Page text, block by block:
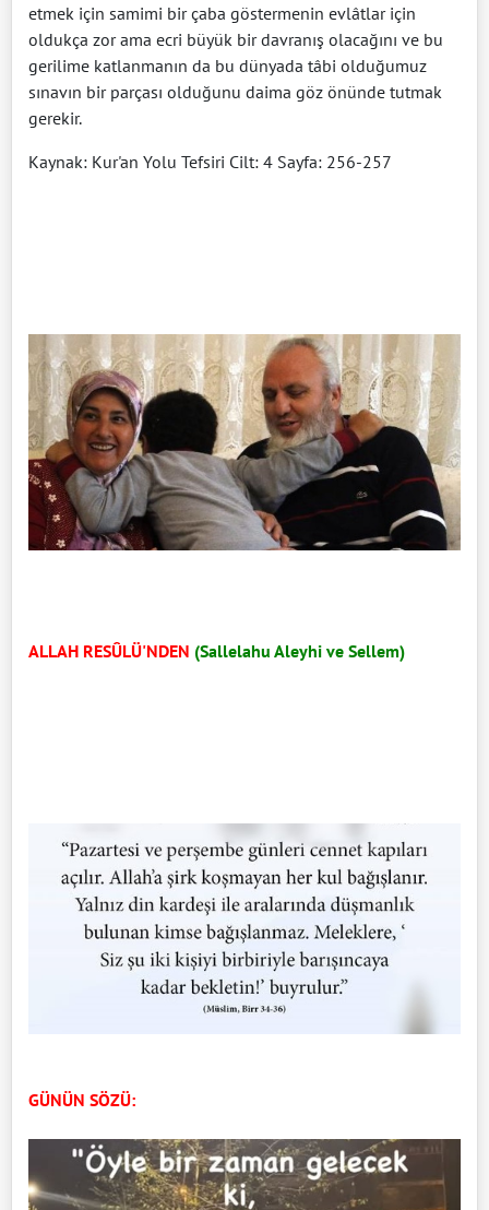
etmek için samimi bir çaba göstermenin evlâtlar için
oldukça zor ama ecri büyük bir davranış olacağını ve bu
gerilime katlanmanın da bu dünyada tâbi olduğumuz
sınavın bir parçası olduğunu daima göz önünde tutmak
gerekir.
Kaynak: Kur'an Yolu Tefsiri Cilt: 4 Sayfa: 256-257
ALLAH RESÛLÜ'NDEN (Sallelahu Aleyhi ve Sellem)
GÜNÜN SÖZÜ: